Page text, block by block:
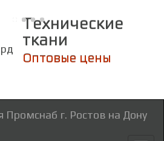
Технические
ткани
Промснаб г. Ростов на Дону